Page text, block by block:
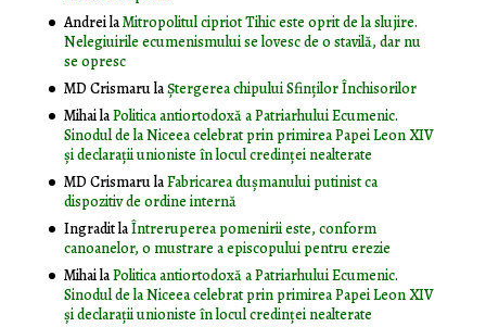
AndreilaMitropolitul cipriot Tihic este oprit de la slujire.
Nelegiuirile ecumenismului se lovesc de o stavilă, dar nu
se opresc
MD CrismarulaŞtergerea chipului Sfinţilor Închisorilor
MihailaPolitica antiortodoxă a Patriarhului Ecumenic.
Sinodul de la Niceea celebrat prin primirea Papei Leon XIV
și declarații unioniste în locul credinței nealterate
MD CrismarulaFabricarea dușmanului putinist ca
dispozitiv de ordine internă
IngraditlaÎntreruperea pomenirii este, conform
canoanelor, o mustrare a episcopului pentru erezie
MihailaPolitica antiortodoxă a Patriarhului Ecumenic.
Sinodul de la Niceea celebrat prin primirea Papei Leon XIV
și declarații unioniste în locul credinței nealterate